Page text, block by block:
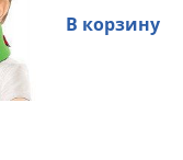
В корзину